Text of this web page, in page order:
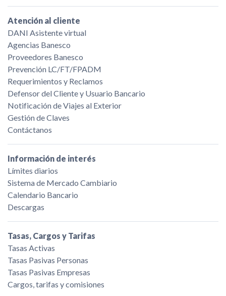
Atención al cliente
DANI Asistente virtual
Agencias Banesco
Proveedores Banesco
Prevención LC/FT/FPADM
Requerimientos y Reclamos
Defensor del Cliente y Usuario Bancario
Notificación de Viajes al Exterior
Gestión de Claves
Contáctanos
Información de interés
Límites diarios
Sistema de Mercado Cambiario
Calendario Bancario
Descargas
Tasas, Cargos y Tarifas
Tasas Activas
Tasas Pasivas Personas
Tasas Pasivas Empresas
Cargos, tarifas y comisiones